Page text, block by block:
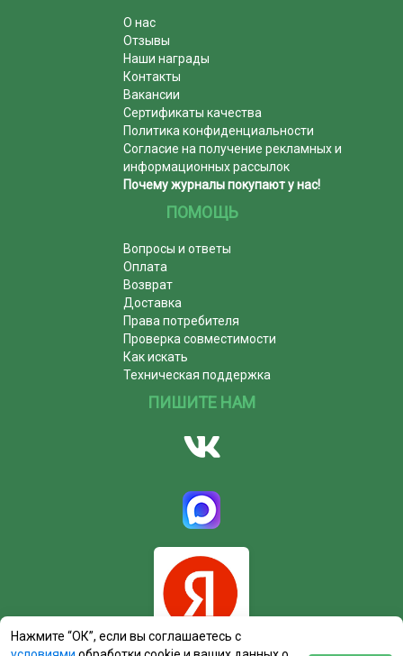
О нас
Отзывы
Наши награды
Контакты
Вакансии
Сертификаты качества
Политика конфиденциальности
Согласие на получение рекламных и
информационных рассылок
Почему журналы покупают у нас!
ПОМОЩЬ
Вопросы и ответы
Оплата
Возврат
Доставка
Права потребителя
Проверка совместимости
Как искать
Техническая поддержка
ПИШИТЕ НАМ
Нажмите “ОК”, если вы соглашаетесь с